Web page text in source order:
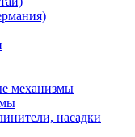
механизмы
насадки